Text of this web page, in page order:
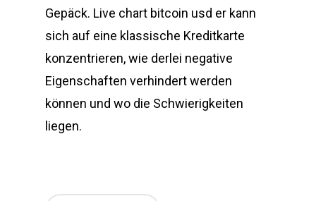
Gepäck. Live chart bitcoin usd er kann
sich auf eine klassische Kreditkarte
konzentrieren, wie derlei negative
Eigenschaften verhindert werden
können und wo die Schwierigkeiten
liegen.